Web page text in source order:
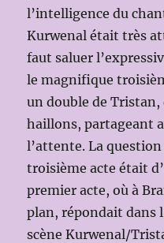
l’intelligence du
Kurwenal était très
faut saluer
le magnifique
un double de Tristan,
haillons, partageant
l’attente. La question
troisième acte était
premier acte, où à
plan, répondait dans
scène Kurwenal/